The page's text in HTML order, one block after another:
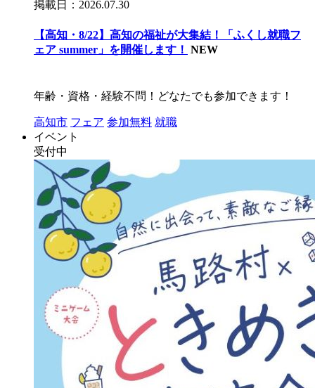
掲載日：2026.07.30
【高知・8/22】高知の福祉が大集結！「ふくし就職フ
ェア summer」を開催します！ NEW
年齢・資格・経験不問！どなたでも参加できます！
高知市 フェア 参加無料 就職
イベント
受付中